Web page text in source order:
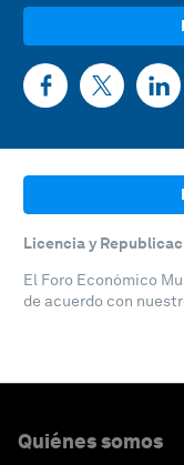
Licencia y
El Foro Económico
de acuerdo con
Quiénes somos